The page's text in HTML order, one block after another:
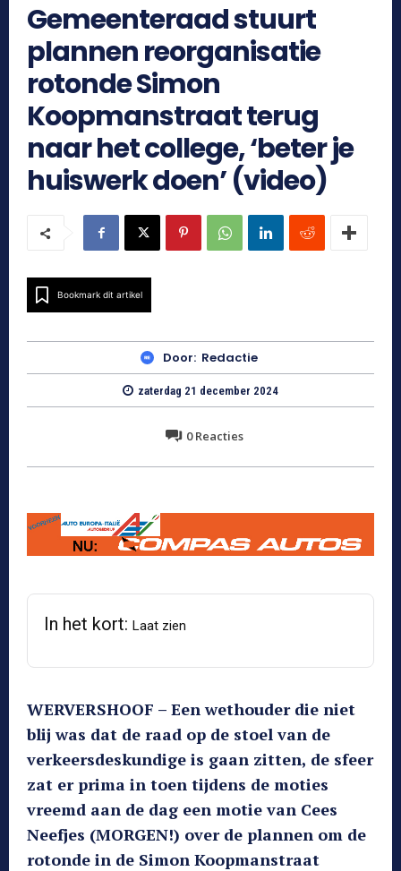
Gemeenteraad stuurt
plannen reorganisatie
rotonde Simon
Koopmanstraat terug
naar het college, ‘beter je
huiswerk doen’ (video)
Bookmark dit artikel
Door: Redactie
zaterdag 21 december 2024
0Reacties
In het kort: Laat zien
WERVERSHOOF – Een wethouder die niet
blij was dat de raad op de stoel van de
verkeersdeskundige is gaan zitten, de sfeer
zat er prima in toen tijdens de moties
vreemd aan de dag een motie van Cees
Neefjes (MORGEN!) over de plannen om de
rotonde in de Simon Koopmanstraat